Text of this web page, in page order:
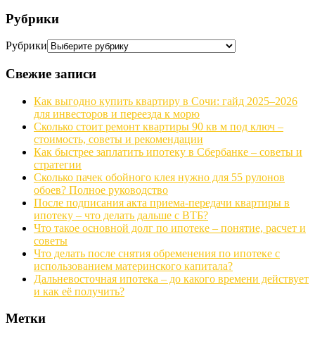
Рубрики
Рубрики
Свежие записи
Как выгодно купить квартиру в Сочи: гайд 2025–2026
для инвесторов и переезда к морю
Сколько стоит ремонт квартиры 90 кв м под ключ –
стоимость, советы и рекомендации
Как быстрее заплатить ипотеку в Сбербанке – советы и
стратегии
Сколько пачек обойного клея нужно для 55 рулонов
обоев? Полное руководство
После подписания акта приема-передачи квартиры в
ипотеку – что делать дальше с ВТБ?
Что такое основной долг по ипотеке – понятие, расчет и
советы
Что делать после снятия обременения по ипотеке с
использованием материнского капитала?
Дальневосточная ипотека – до какого времени действует
и как её получить?
Метки